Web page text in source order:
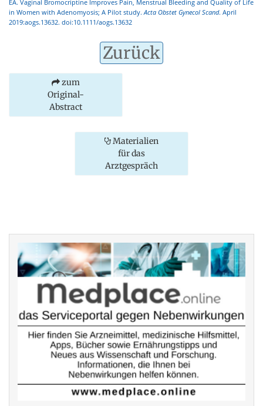
EA. Vaginal Bromocriptine Improves Pain, Menstrual Bleeding and Quality of Life
in Women with Adenomyosis; A Pilot study. Acta Obstet Gynecol Scand. April
2019:aogs.13632. doi:10.1111/aogs.13632
Zurück
zum
Original-
Abstract
Materialien
für das
Arztgespräch